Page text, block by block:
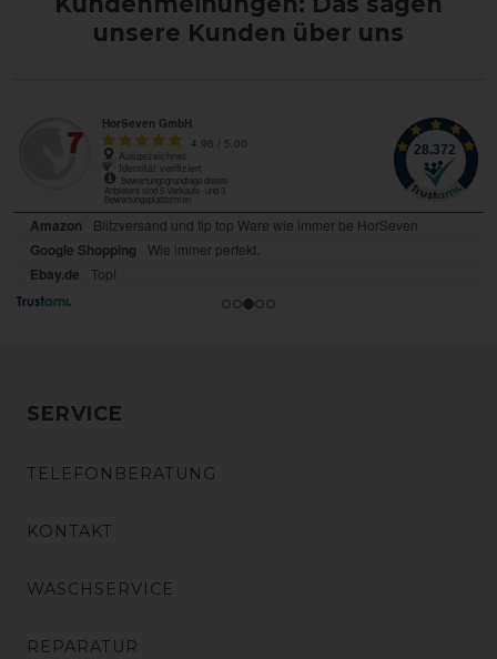
unsere Kunden über uns
SERVICE
TELEFONBERATUNG
KONTAKT
WASCHSERVICE
REPARATUR